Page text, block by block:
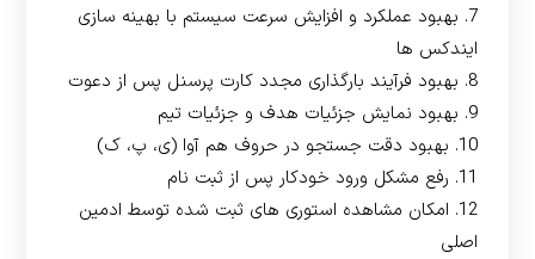
7. بهبود عملکرد و افزایش سرعت سیستم با بهینه سازی
ایندکس ها
8. بهبود فرآیند بارگذاری مجدد کارت پرسنل پس از دعوت
9. بهبود نمایش جزئیات هدف و جزئیات تیم
10. بهبود دقت جستجو در حروف هم آوا (ی، پ، ک)
11. رفع مشکل ورود خودکار پس از ثبت نام
12. امکان مشاهده استوری های ثبت شده توسط ادمین
اصلی